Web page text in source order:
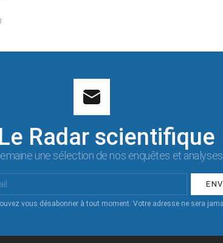
Radar scientifique
une sélection de nos enquêtes et analyses.
vous désabonner à tout moment. Votre adresse ne sera